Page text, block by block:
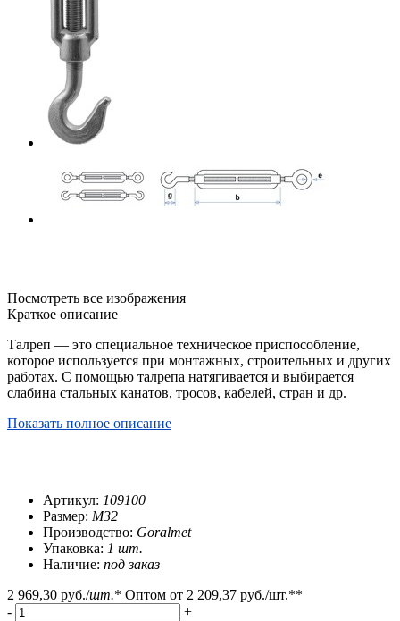
Посмотреть все изображения
Краткое описание
Талреп — это специальное техническое приспособление,
которое используется при монтажных, строительных и других
работах. С помощью талрепа натягивается и выбирается
слабина стальных канатов, тросов, кабелей, стран и др.
Показать полное описание
Артикул: 109100
Размер: М32
Производство: Goralmet
Упаковка: 1 шт.
Наличие: под заказ
2 969,30 руб./шт.* Оптом от 2 209,37 руб./шт.**
-
+